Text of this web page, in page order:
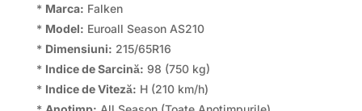
* Marca: Falken
* Model: Euroall Season AS210
* Dimensiuni: 215/65R16
* Indice de Sarcină: 98 (750 kg)
* Indice de Viteză: H (210 km/h)